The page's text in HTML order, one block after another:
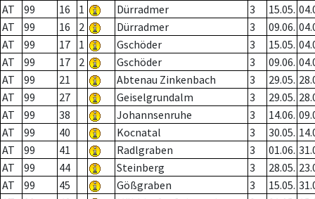
AT
99 16 1 Dürradmer 3 15.05.
AT
99 16 2 Dürradmer 3 09.06.
AT
99 17 1 Gschöder 3 15.05.
AT
99 17 2 Gschöder 3 09.06.
AT
99 21 Abtenau Zinkenbach 3 29.05.
AT
99 27 Geiselgrundalm 3 29.05.
AT
99 38 Johannsenruhe 3 14.06.
AT
99 40 Kocnatal 3 30.05.
AT
99 41 Radlgraben 3 01.06.
AT
99 44 Steinberg 3 28.05.
AT
99 45 Gößgraben 3 15.05.